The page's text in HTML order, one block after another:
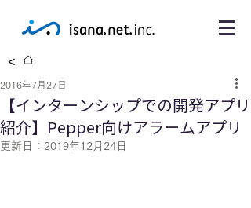
<
【インターンシップでの開発アプリ
紹介】Pepper向けアラームアプリ
2016年7月27日
更新日： 2019年12月24日